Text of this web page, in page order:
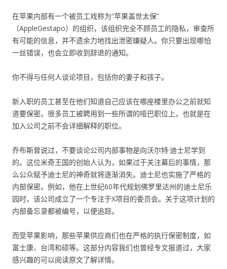
在苹果内部有一个被员工戏称为“苹果盖世太保”
（AppleGestapo）的组织，该组织完全不顾员工的隐私，审查所
有可能的信息，并不遗余力地找出泄密嫌疑人。你只要出现哪怕
一丝错误，也会立即收到辞退的通知。
你不得与任何人谈论项目，包括你的妻子和孩子。
新入职的员工甚至在他们知道自己应该在哪座楼里办公之前就知
道要保密。很多员工被聘用到一些所谓的哑巴职位上，也就是在
加入公司之前不会详细解释的职位。
乔布斯曾说过，不要谈论公司内部事物是向沃尔特·迪士尼学到
的。这位米奇王国的创始人认为，如果过于关注幕后的事情，那
么公众赋予迪士尼的神奇就将逐渐消失。迪士尼也实施了严格的
内部保密。例如，他在上世纪60年代规划佛罗里达州的迪士尼乐
园时，该公司成立了一个专注于X项目的委员会。关于这项计划的
内部备忘录都被编号，以便追踪。
而受苹果影响，那些苹果供应商们也在严格的执行保密制度，如
富士康、台湾和硕等。这部分内容我们也曾经专文报道过，大家
感兴趣的可以阅读原文了解详情。